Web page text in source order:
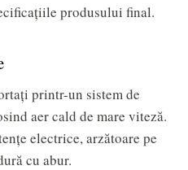
produsului final.
printr-un sistem de
aer cald de mare viteză.
electrice, arzătoare pe
cu abur.